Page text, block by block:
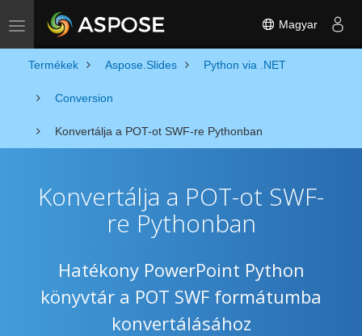
Toggle navigation Magyar
Termékek Aspose.Slides Python via .NET
Conversion
Konvertálja a POT-ot SWF-re Pythonban
Konvertálja a POT-ot SWF-
re Pythonban
Hatékony PowerPoint Python
könyvtár a POT SWF formátumba
konvertálásához